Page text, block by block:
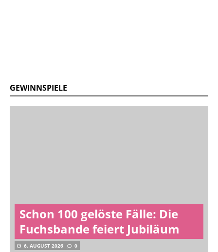
GEWINNSPIELE
Schon 100 gelöste Fälle: Die
Fuchsbande feiert Jubiläum
6. AUGUST 2026 0